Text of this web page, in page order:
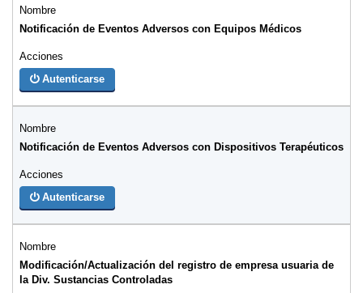
Notificación de Eventos Adversos con Equipos Médicos
Autenticarse
Notificación de Eventos Adversos con Dispositivos Terapéuticos
Autenticarse
Modificación/Actualización del registro de empresa usuaria de
la Div. Sustancias Controladas